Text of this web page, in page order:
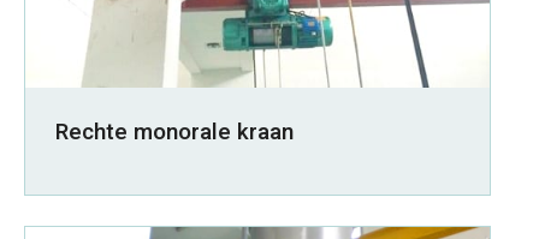
Rechte monorale kraan